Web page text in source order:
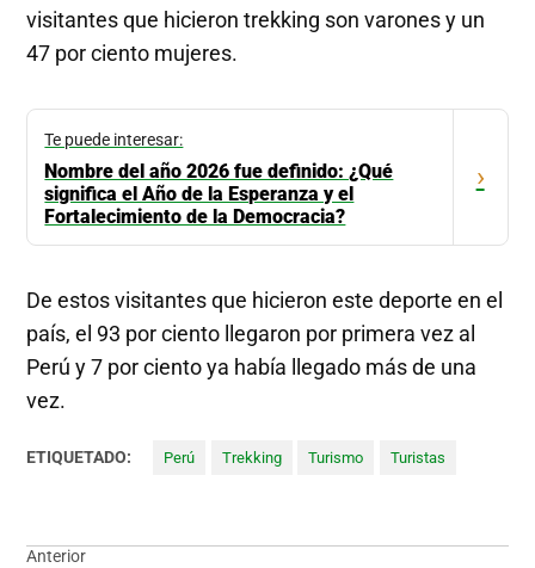
visitantes que hicieron trekking son varones y un
47 por ciento mujeres.
Te puede interesar:
Nombre del año 2026 fue definido: ¿Qué
significa el Año de la Esperanza y el
Fortalecimiento de la Democracia?
›
De estos visitantes que hicieron este deporte en el
país, el 93 por ciento llegaron por primera vez al
Perú y 7 por ciento ya había llegado más de una
vez.
ETIQUETADO: Perú Trekking Turismo Turistas
Navegación
Anterior